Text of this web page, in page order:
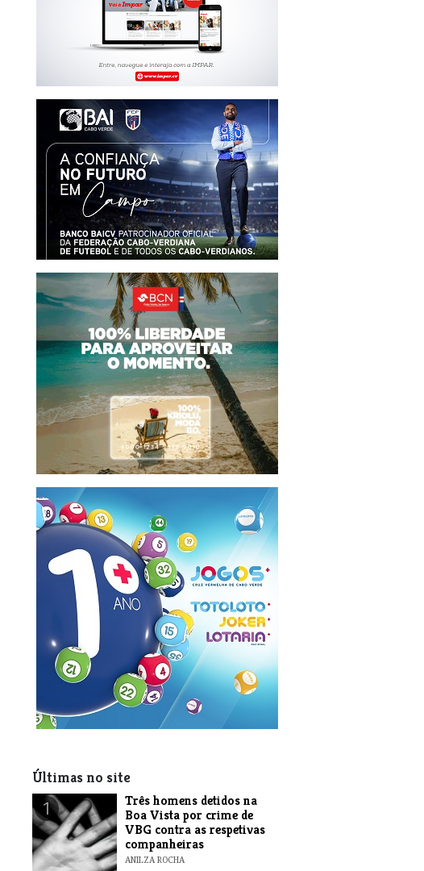
Últimas no site
1
Três homens detidos na
Boa Vista por crime de
VBG contra as respetivas
companheiras
ANILZA ROCHA